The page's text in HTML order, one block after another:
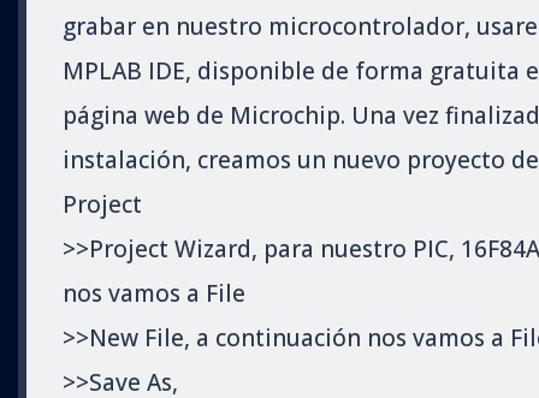
grabar en nuestro microcontrolador,
MPLAB IDE, disponible de forma gratuita
página web de Microchip. Una vez
instalación, creamos un nuevo proyecto
Project
>>Project Wizard, para nuestro PIC,
nos vamos a File
>>New File, a continuación nos vamos a
>>Save As,